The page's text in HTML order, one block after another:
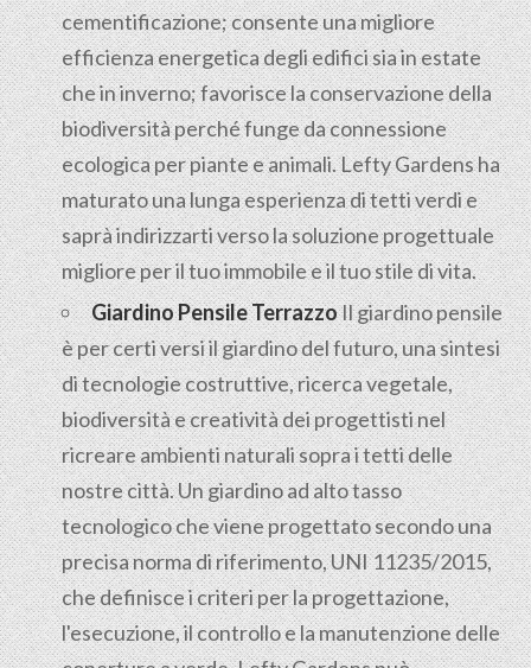
cementificazione; consente una migliore
efficienza energetica degli edifici sia in estate
che in inverno; favorisce la conservazione della
biodiversità perché funge da connessione
ecologica per piante e animali. Lefty Gardens ha
maturato una lunga esperienza di tetti verdi e
saprà indirizzarti verso la soluzione progettuale
migliore per il tuo immobile e il tuo stile di vita.
Giardino Pensile TerrazzoIl giardino pensile
è per certi versi il giardino del futuro, una sintesi
di tecnologie costruttive, ricerca vegetale,
biodiversità e creatività dei progettisti nel
ricreare ambienti naturali sopra i tetti delle
nostre città. Un giardino ad alto tasso
tecnologico che viene progettato secondo una
precisa norma di riferimento, UNI 11235/2015,
che definisce i criteri per la progettazione,
l'esecuzione, il controllo e la manutenzione delle